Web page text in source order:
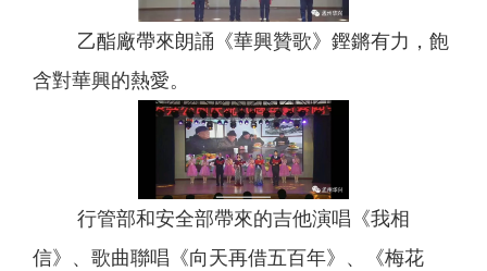
乙酯廠帶來朗誦《華興贊歌》鏗鏘有力，飽
含對華興的熱愛。
行管部和安全部帶來的吉他演唱《我相
信》、歌曲聯唱《向天再借五百年》、《梅花